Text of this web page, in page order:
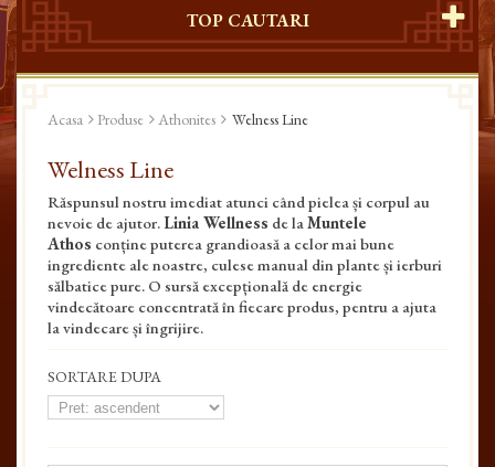
TOP CAUTARI
Acasa Produse Athonites Welness Line
Welness Line
Răspunsul nostru imediat atunci când pielea și corpul au
nevoie de ajutor. Linia Wellness de laMuntele
Athos conține puterea grandioasă a celor mai bune
ingrediente ale noastre, culese manual din plante și ierburi
sălbatice pure. O sursă excepțională de energie
vindecătoare concentrată în fiecare produs, pentru a ajuta
la vindecare și îngrijire.
SORTARE DUPA